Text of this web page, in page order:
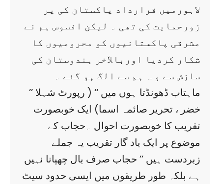
لاہورمیں قرارداد پاکستان کی پر
زورحمایت کی تھی ۔ لیکن افسوس ہم نے
مشرقی پاکستانیوں کو محرومیوں کا
شکار کردیا اوربالآخر ہندوستان کی
سازش سے و ہ ہم سے الگ ہو گئے ۔
’’ ماہتاب ڈھونڈتا ہوں میں ‘‘ ( رپورٹ شہلا
خضر ، تحریر صائمہ اسما) ایک خوبصورت
تقریب کا خوبصورت احوال ۔حجاب کے
موضوع پر ایک یاد گار تقریب یہ جملے
زبردست ہیں ’’ حجاب صرف بال چھپانا نہیں
ہے بلکہ طور طریقوں میں ایسی حدود سیٹ